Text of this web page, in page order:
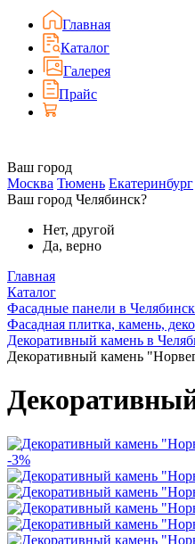
Главная
Каталог
Галерея
Прайс
Ваш город
Москва Тюмень Екатеринбург
Ваш город Челябинск?
Нет, другой
Да, верно
Главная
Каталог
Фасадные панели в
Фасадная плитка, камень,
Декоративный камень в
Декоративный камень
-3%